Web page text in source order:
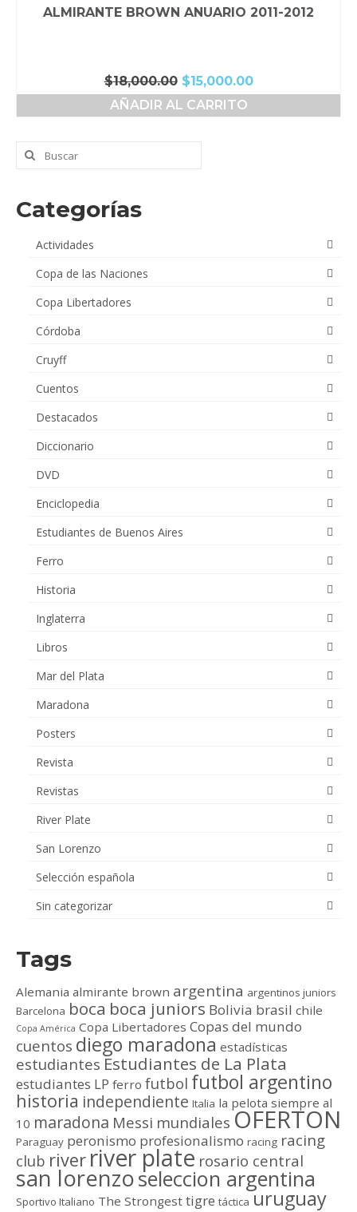
ALMIRANTE BROWN ANUARIO 2011-2012
$18,000.00 El
precio
original
$18,000.00.
$15,000.00El
precio
AÑADIR AL CARRITO
Buscar
por:
Categorías
Actividades
Copa de las Naciones
Copa Libertadores
Córdoba
Cruyff
Cuentos
Destacados
Diccionario
DVD
Enciclopedia
Estudiantes de Buenos Aires
Ferro
Historia
Inglaterra
Libros
Mar del Plata
Maradona
Posters
Revista
Revistas
River Plate
San Lorenzo
Selección española
Sin categorizar
Tags
Alemania almirante brown argentina argentinos juniors
Barcelona boca boca juniors Bolivia brasil chile
Copa América Copa Libertadores Copas del mundo
cuentos diego maradona estadísticas
estudiantes Estudiantes de La Plata
estudiantes LP ferro futbol futbol argentino
historia independiente Italia la pelota siempre al
10 maradona Messi mundiales OFERTON
Paraguay peronismo profesionalismo racing racing
club river river plate rosario central
san lorenzoseleccion argentina
Sportivo Italiano The Strongest tigre táctica uruguay